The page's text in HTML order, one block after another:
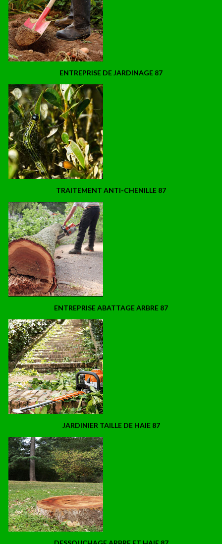
ENTREPRISE DE JARDINAGE 87
TRAITEMENT ANTI-CHENILLE 87
ENTREPRISE ABATTAGE ARBRE 87
JARDINIER TAILLE DE HAIE 87